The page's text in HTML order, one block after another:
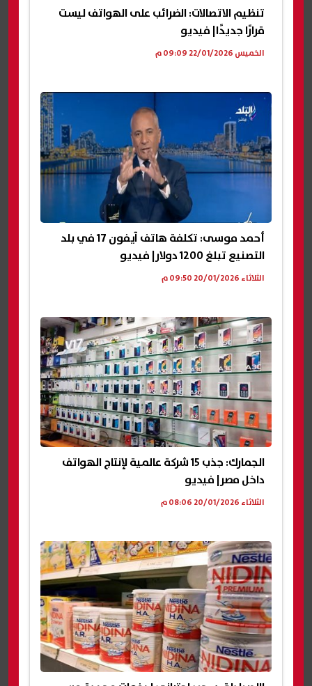
تنظيم الاتصالات: الضرائب على الهواتف ليست
قرارًا جديدًا| فيديو
الخميس 22/01/2026 09:09 م
أحمد موسى: تكلفة هاتف آيفون 17 في بلد
التصنيع تبلغ 1200 دولار| فيديو
الثلاثاء 20/01/2026 09:50 م
الجمارك: جذب 15 شركة عالمية لإنتاج الهواتف
داخل مصر| فيديو
الثلاثاء 20/01/2026 08:06 م